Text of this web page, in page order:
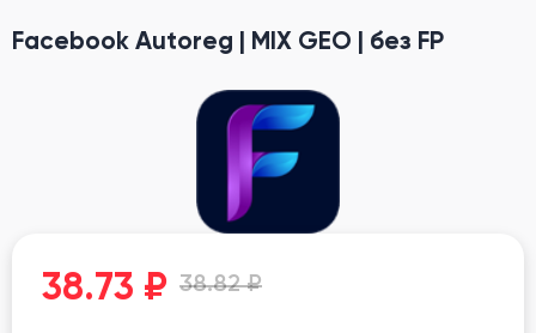
Facebook Autoreg | MIX GEO | без FP
38.73 ₽ 38.82 ₽